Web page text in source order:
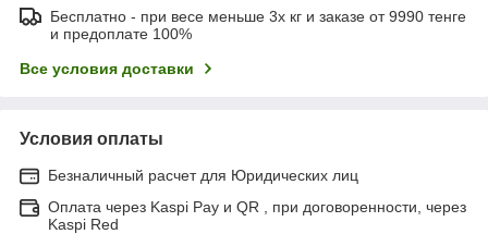
Бесплатно - при весе меньше 3х кг и заказе от 9990 тенге
и предоплате 100%
Все условия доставки
Условия оплаты
Безналичный расчет для Юридических лиц
Оплата через Kaspi Pay и QR , при договоренности, через
Kaspi Red